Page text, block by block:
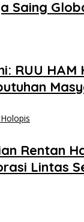
Saing
RUU HAM
Rentan
Lintas